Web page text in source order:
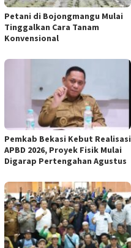
Petani di Bojongmangu Mulai
Tinggalkan Cara Tanam
Konvensional
Pemkab Bekasi Kebut Realisasi
APBD 2026, Proyek Fisik Mulai
Digarap Pertengahan Agustus